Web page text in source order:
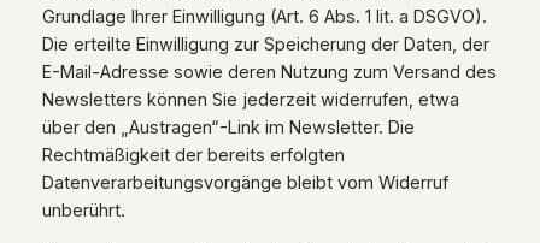
Grundlage Ihrer Einwilligung (Art. 6 Abs. 1 lit. a DSGVO).
Die erteilte Einwilligung zur Speicherung der Daten, der
E-Mail-Adresse sowie deren Nutzung zum Versand des
Newsletters können Sie jederzeit widerrufen, etwa
über den „Austragen“-Link im Newsletter. Die
Rechtmäßigkeit der bereits erfolgten
Datenverarbeitungsvorgänge bleibt vom Widerruf
unberührt.